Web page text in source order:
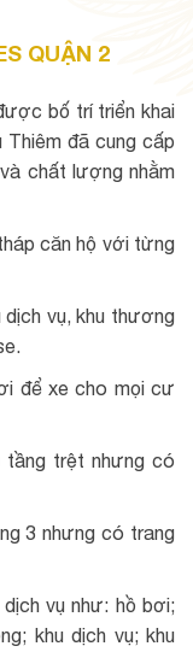
QUẬN 2
bố trí triển khai
đã cung cấp
chất lượng nhằm
căn hộ với từng
vụ, khu thương
để xe cho mọi cư
tầng trệt nhưng có
3 nhưng có trang
vụ như: hồ bơi;
khu dịch vụ; khu